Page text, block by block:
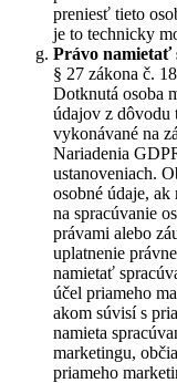
preniesť tieto
je to technicky
Právo namietať
§ 27 zákona č.
Dotknutá osoba
údajov z dôvodu
vykonávané na
Nariadenia
ustanoveniach.
osobné údaje,
na spracúvanie
právami alebo
uplatnenie
namietať
účel priameho
akom súvisí s
namieta
marketingu,
priameho